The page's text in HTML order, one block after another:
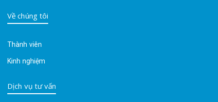
Về chúng tôi
Thành viên
Kinh nghiệm
Dịch vụ tư vấn